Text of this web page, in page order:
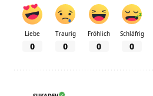
Liebe
0
Traurig
0
Fröhlich
0
Schläfrig
0